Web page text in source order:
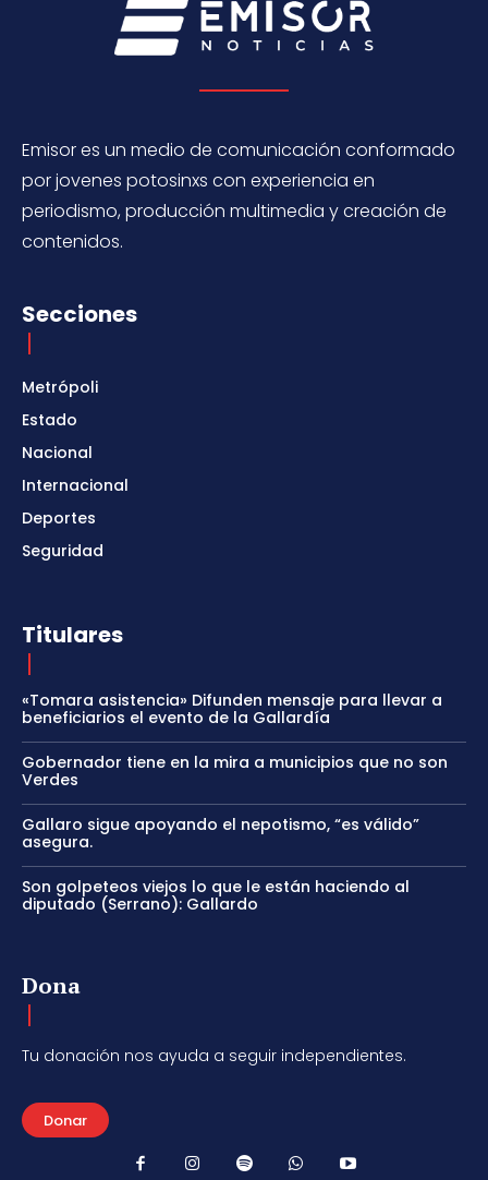
Emisor es un medio de comunicación conformado
por jovenes potosinxs con experiencia en
periodismo, producción multimedia y creación de
contenidos.
Secciones
Metrópoli
Estado
Nacional
Internacional
Deportes
Seguridad
Titulares
«Tomara asistencia» Difunden mensaje para llevar a
beneficiarios el evento de la Gallardía
Gobernador tiene en la mira a municipios que no son
Verdes
Gallaro sigue apoyando el nepotismo, “es válido”
asegura.
Son golpeteos viejos lo que le están haciendo al
diputado (Serrano): Gallardo
Dona
Tu donación nos ayuda a seguir independientes.
Donar